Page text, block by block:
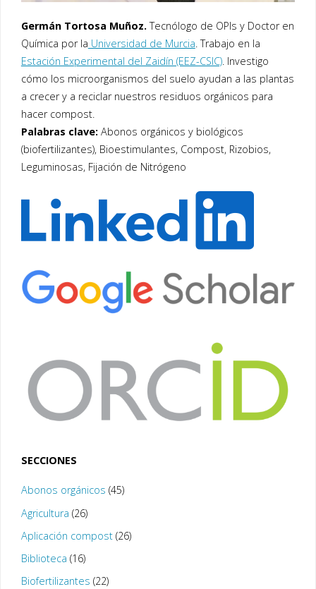
Germán Tortosa Muñoz.Tecnólogo de OPIs y Doctor en
Química por la Universidad de Murcia. Trabajo en la
Estación Experimental del Zaidín (EEZ-CSIC). Investigo
cómo los microorganismos del suelo ayudan a las plantas
a crecer y a reciclar nuestros residuos orgánicos para
hacer compost.
Palabras clave:Abonos orgánicos y biológicos
(biofertilizantes), Bioestimulantes, Compost, Rizobios,
Leguminosas, Fijación de Nitrógeno
SECCIONES
Abonos orgánicos (45)
Agricultura (26)
Aplicación compost(26)
Biblioteca (16)
Biofertilizantes (22)